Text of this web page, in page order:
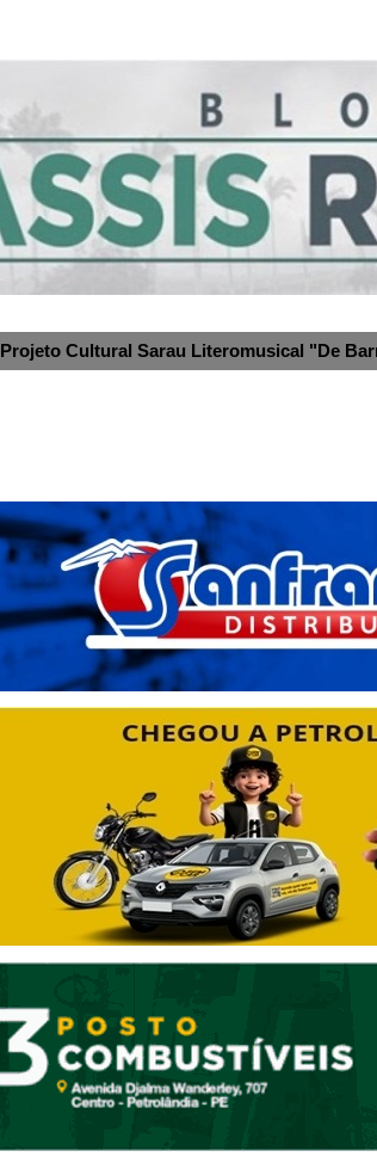
Projeto Cultural Sarau Literomusical "De